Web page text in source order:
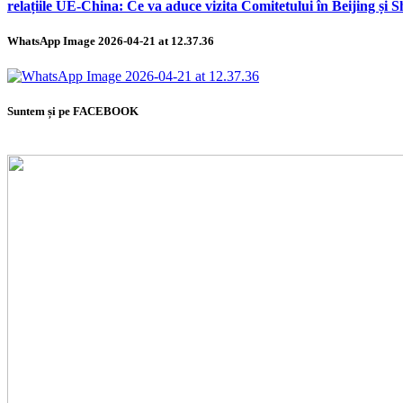
relațiile UE-China: Ce va aduce vizita Comitetului în Beijing și
WhatsApp Image 2026-04-21 at 12.37.36
Suntem și pe FACEBOOK